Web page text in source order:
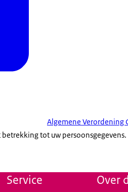
Algemene Verordening
tot uw persoonsgegevens.
Service Over